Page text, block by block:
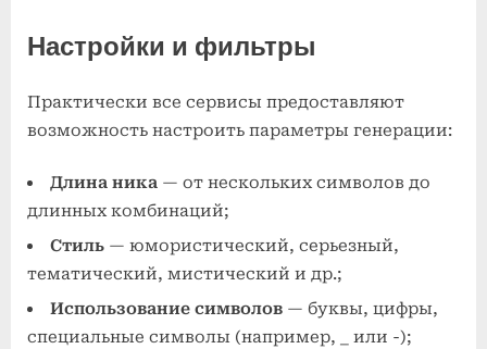
Настройки и фильтры
Практически все сервисы предоставляют
возможность настроить параметры генерации:
Длина ника — от нескольких символов до
длинных комбинаций;
Стиль — юмористический, серьезный,
тематический, мистический и др.;
Использование символов — буквы, цифры,
специальные символы (например, _ или -);